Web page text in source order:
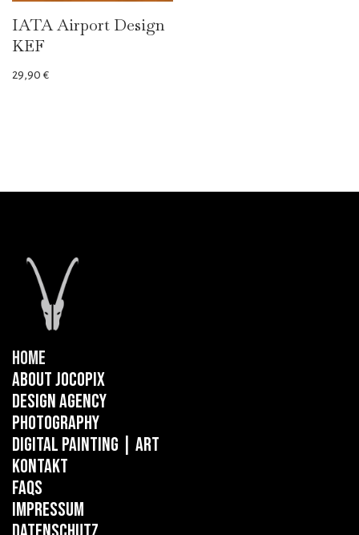
IATA Airport Design
KEF
29,90€
Home
About Jocopix
Design Agency
Photography
Digital Painting | ART
Kontakt
FAQs
Impressum